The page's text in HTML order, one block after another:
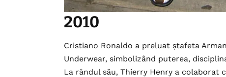
2010
Cristiano Ronaldo a preluat ștafeta
Underwear, simbolizând puterea,
La rândul său, Thierry Henry a colaborat